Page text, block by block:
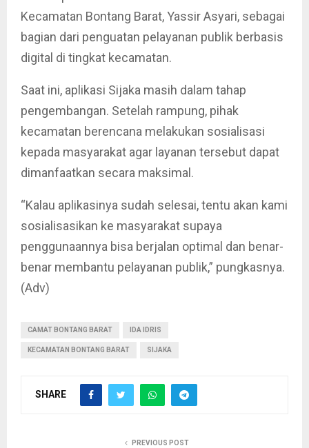
Kecamatan Bontang Barat, Yassir Asyari, sebagai
bagian dari penguatan pelayanan publik berbasis
digital di tingkat kecamatan.
Saat ini, aplikasi Sijaka masih dalam tahap
pengembangan. Setelah rampung, pihak
kecamatan berencana melakukan sosialisasi
kepada masyarakat agar layanan tersebut dapat
dimanfaatkan secara maksimal.
“Kalau aplikasinya sudah selesai, tentu akan kami
sosialisasikan ke masyarakat supaya
penggunaannya bisa berjalan optimal dan benar-
benar membantu pelayanan publik,” pungkasnya.
(Adv)
CAMAT BONTANG BARAT IDA IDRIS
KECAMATAN BONTANG BARAT SIJAKA
SHARE
PREVIOUS POST